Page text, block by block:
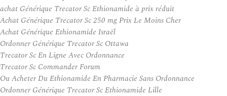
achat Générique Trecator Sc Ethionamide à prix réduit
Achat Générique Trecator Sc 250 mg Prix Le Moins Cher
Achat Générique Ethionamide Israël
Ordonner Générique Trecator Sc Ottawa
Trecator Sc En Ligne Avec Ordonnance
Trecator Sc Commander Forum
Ou Acheter Du Ethionamide En Pharmacie Sans Ordonnance
Ordonner Générique Trecator Sc Ethionamide Lille